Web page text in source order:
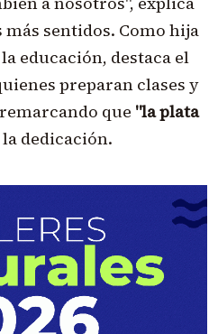
sentidos. Como hija
educación, destaca el
preparan clases y
que "la plata
dedicación.